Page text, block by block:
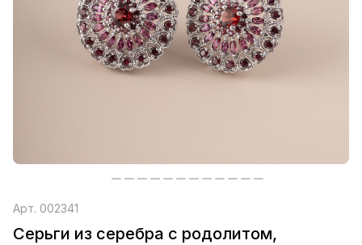
Арт. 002341
Серьги из серебра с родолитом,